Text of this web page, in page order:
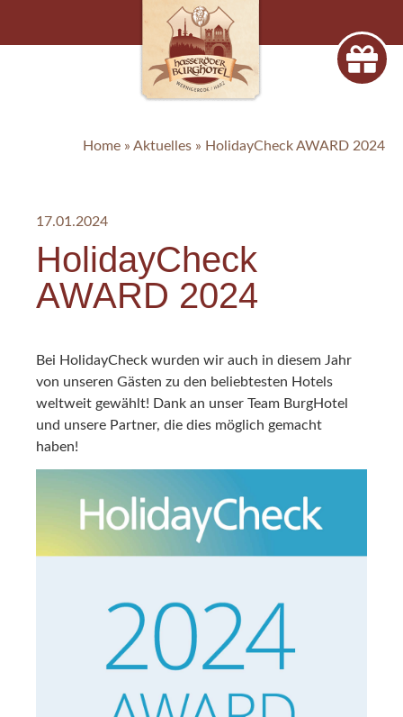
Home » Aktuelles » HolidayCheck AWARD 2024
17.01.2024
HolidayCheck
AWARD 2024
Bei HolidayCheck wurden wir auch in diesem Jahr
von unseren Gästen zu den beliebtesten Hotels
weltweit gewählt! Dank an unser Team BurgHotel
und unsere Partner, die dies möglich gemacht
haben!